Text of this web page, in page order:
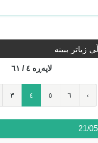
زیاتر ببینە
لاپه‌ڕه‌ ٤ / ٦١
٣ ٤ ٥ ٦ ›
21/